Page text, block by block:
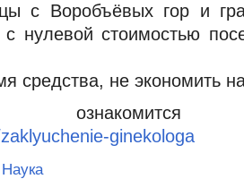
с Воробъёвых гор и
нулевой стоимостью
средства, не экономить
ginekologa
Наука